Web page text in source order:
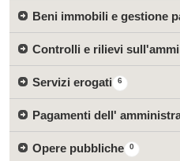
Beni immobili e gestione
Controlli e rilievi
6
Servizi erogati
Pagamenti dell'
0
Opere pubbliche